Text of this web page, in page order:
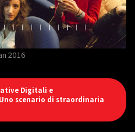
2016
Digitali e
scenario di straordinaria